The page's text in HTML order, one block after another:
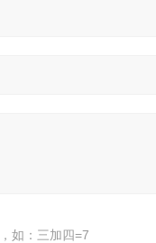
如：三加四=7